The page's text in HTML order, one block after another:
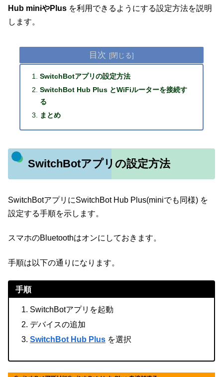
Hub miniやPlus を利用できるようにする設定方法を説明
します。
目次
SwitchBotアプリの設定方法
SwitchBot Hub Plus とWiFiルーターを接続す
る
まとめ
SwitchBotアプリの設定方法
SwitchBotアプリにSwitchBot Hub Plus(miniでも同様) を
設定する手順を示します。
スマホのBluetoothはオンにしておきます。
手順は以下の通りになります。
手順
SwitchBotアプリを起動
デバイスの追加
SwitchBot Hub Plusを選択